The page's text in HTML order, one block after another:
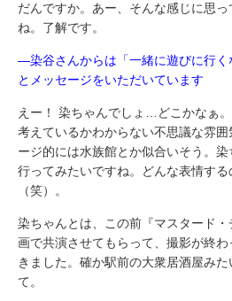
だんですか。あー、そんな感じに思
ね。了解です。
―染谷さんからは「一緒に遊びに行く
とメッセージをいただいています
えー！ 染ちゃんでしょ…どこかなぁ
考えているかわからない不思議な雰
ージ的には水族館とか似合いそう。
行ってみたいですね。どんな表情す
（笑）。
染ちゃんとは、この前『マスタード
画で共演させてもらって、撮影が終
きました。確か駅前の大衆居酒屋み
て。